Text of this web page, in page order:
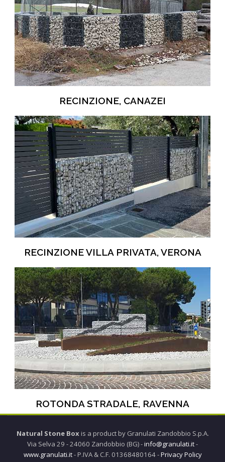
RECINZIONE, CANAZEI
RECINZIONE VILLA PRIVATA, VERONA
ROTONDA STRADALE, RAVENNA
Natural Stone Boxis a product by Granulati Zandobbio S.p.A.
Via Selva 29 - 24060 Zandobbio (BG) -info@granulati.it-
www.granulati.it- P.IVA & C.F. 01368480164 -Privacy Policy